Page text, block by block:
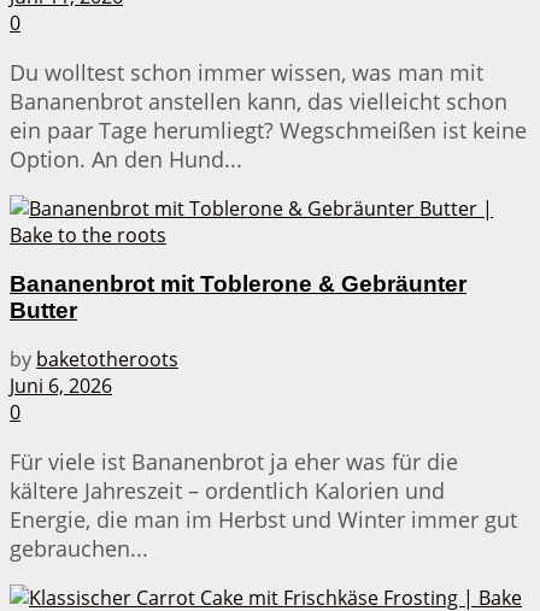
0
Du wolltest schon immer wissen, was man mit
Bananenbrot anstellen kann, das vielleicht schon
ein paar Tage herumliegt? Wegschmeißen ist keine
Option. An den Hund...
Bananenbrot mit Toblerone & Gebräunter
Butter
by baketotheroots
Juni 6, 2026
0
Für viele ist Bananenbrot ja eher was für die
kältere Jahreszeit – ordentlich Kalorien und
Energie, die man im Herbst und Winter immer gut
gebrauchen...